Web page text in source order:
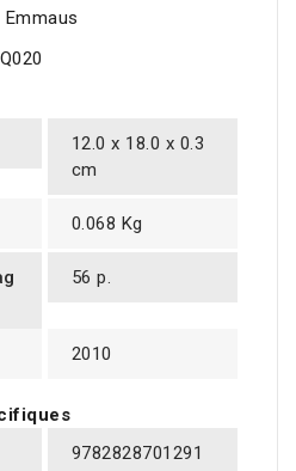
12.0 x 18.0 x 0.3
cm
0.068 Kg
56 p.
2010
9782828701291